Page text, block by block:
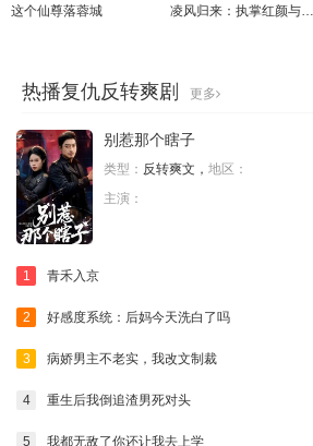
这个仙尊落蓉城 凌风归来：执掌红颜与天下
热播复仇反转爽剧 更多
别惹那个瞎子
类型： 反转爽文， 地区：
主演：
1 青禾入京
2 好感度系统：后妈今天洗白了吗
3 病娇男主不老实，我改文制裁
4 重生后我倒追渣男死对头
5 我都无敌了你还让我去上学